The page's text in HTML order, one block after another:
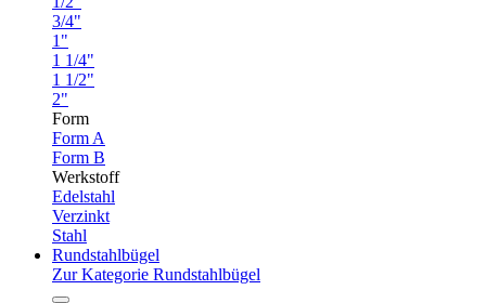
3/4"
1"
1 1/4"
1 1/2"
2"
Form
Form A
Form B
Werkstoff
Edelstahl
Verzinkt
Stahl
Rundstahlbügel
Zur Kategorie Rundstahlbügel